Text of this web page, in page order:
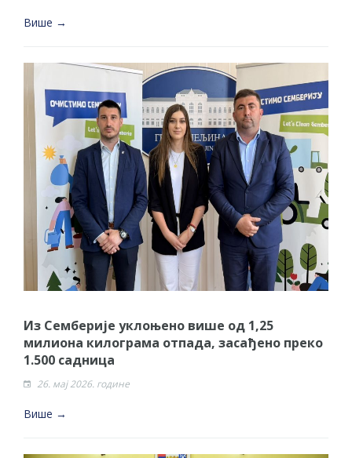
Више →
Из Семберије уклоњено више од 1,25
милиона килограма отпада, засађено преко
1.500 садница
26. мај 2026. године
Више →